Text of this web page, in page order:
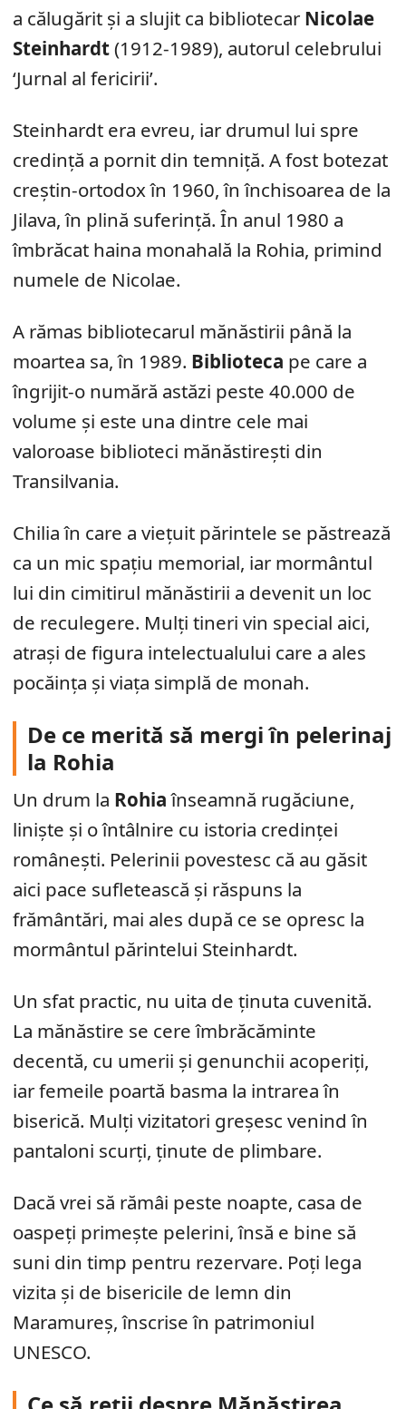
a călugărit și a slujit ca bibliotecar Nicolae
Steinhardt(1912-1989), autorul celebrului
‘Jurnal al fericirii’.
Steinhardt era evreu, iar drumul lui spre
credință a pornit din temniță. A fost botezat
creștin-ortodox în 1960, în închisoarea de la
Jilava, în plină suferință. În anul 1980 a
îmbrăcat haina monahală la Rohia, primind
numele de Nicolae.
A rămas bibliotecarul mănăstirii până la
moartea sa, în 1989. Biblioteca pe care a
îngrijit-o numără astăzi peste 40.000 de
volume și este una dintre cele mai
valoroase biblioteci mănăstirești din
Transilvania.
Chilia în care a viețuit părintele se păstrează
ca un mic spațiu memorial, iar mormântul
lui din cimitirul mănăstirii a devenit un loc
de reculegere. Mulți tineri vin special aici,
atrași de figura intelectualului care a ales
pocăința și viața simplă de monah.
De ce merită să mergi în pelerinaj
la Rohia
Un drum la Rohiaînseamnă rugăciune,
liniște și o întâlnire cu istoria credinței
românești. Pelerinii povestesc că au găsit
aici pace sufletească și răspuns la
frământări, mai ales după ce se opresc la
mormântul părintelui Steinhardt.
Un sfat practic, nu uita de ținuta cuvenită.
La mănăstire se cere îmbrăcăminte
decentă, cu umerii și genunchii acoperiți,
iar femeile poartă basma la intrarea în
biserică. Mulți vizitatori greșesc venind în
pantaloni scurți, ținute de plimbare.
Dacă vrei să rămâi peste noapte, casa de
oaspeți primește pelerini, însă e bine să
suni din timp pentru rezervare. Poți lega
vizita și de bisericile de lemn din
Maramureș, înscrise în patrimoniul
UNESCO.